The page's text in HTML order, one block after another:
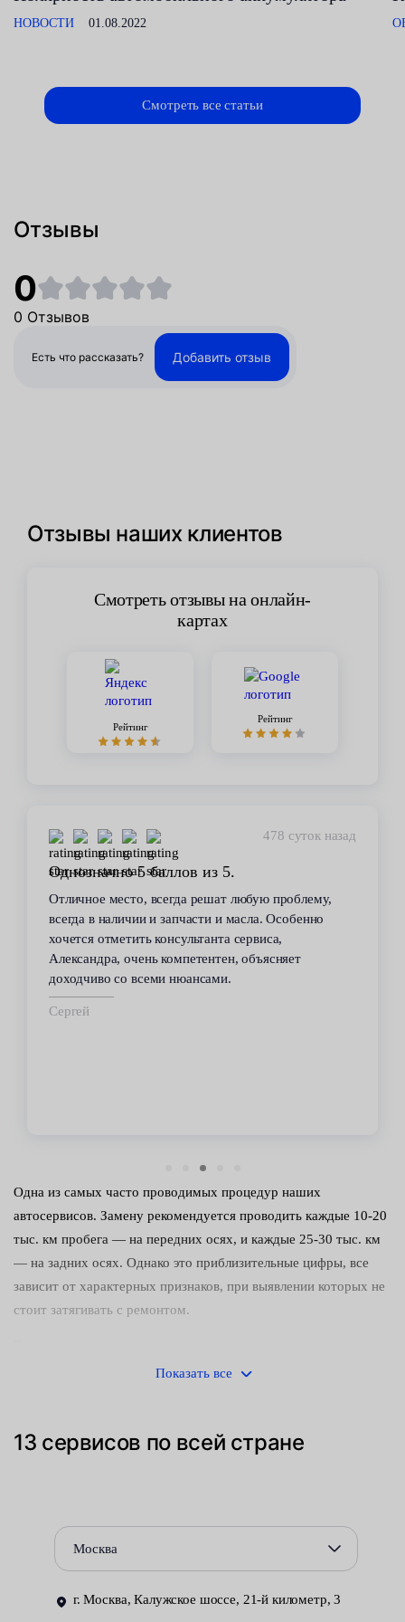
НОВОСТИ 01.08.2022
Смотреть все статьи
Отзывы
0
0 Отзывов
Есть что рассказать? Добавить отзыв
Отзывы наших клиентов
Смотреть отзывы на онлайн-
картах
Рейтинг
Рейтинг
478 суток назад
Однозначно 5 баллов из 5.
Отличное место, всегда решат любую проблему,
всегда в наличии и запчасти и масла. Особенно
хочется отметить консультанта сервиса,
Александра, очень компетентен, объясняет
доходчиво со всеми нюансами.
Сергей
Одна из самых часто проводимых процедур наших
автосервисов. Замену рекомендуется проводить каждые 10-20
тыс. км пробега — на передних осях, и каждые 25-30 тыс. км
— на задних осях. Однако это приблизительные цифры, все
зависит от характерных признаков, при выявлении которых не
стоит затягивать с ремонтом.
При задействовании педали тормоза издается скрежет или
Педаль проваливается или увеличивает ее ход. Также
Автомобиль при торможении заносит в сторону. Обычно
передок или задок. Наиболее опасна такая ситуация на
скользкой дороге.
Мы предлагаем записаться на услугу через онлайн-форму на
Показать все
13 сервисов по всей стране
Москва
г. Москва, Калужское шоссе, 21-й километр, 3